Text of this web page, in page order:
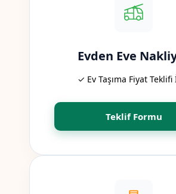
Evden Eve
✓ Ev Taşıma Fiyat Teklifi
Teklif Formu